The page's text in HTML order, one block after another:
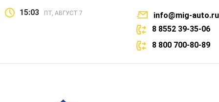
15:03 ПТ, АВГУСТ 7
info@mig-auto.ru
8 8552 39-35-06
8 800 700-80-89